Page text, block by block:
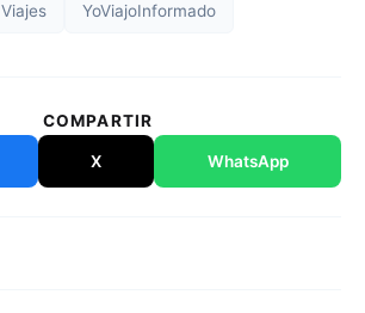
Viajes YoViajoInformado
COMPARTIR
X WhatsApp